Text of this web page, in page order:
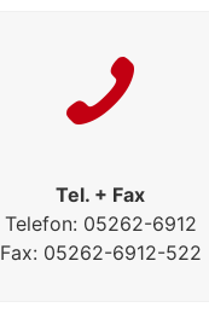
Tel. + Fax
Telefon: 05262-6912
Fax: 05262-6912-522